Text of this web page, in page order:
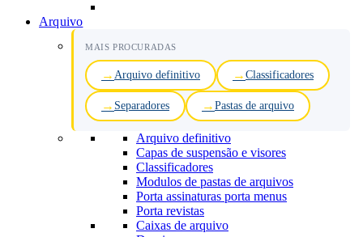
Arquivo
MAIS PROCURADAS
Arquivo definitivo Classificadores
Separadores Pastas de arquivo
Arquivo definitivo
Capas de suspensão e visores
Classificadores
Modulos de pastas de arquivos
Porta assinaturas porta menus
Porta revistas
Caixas de arquivo